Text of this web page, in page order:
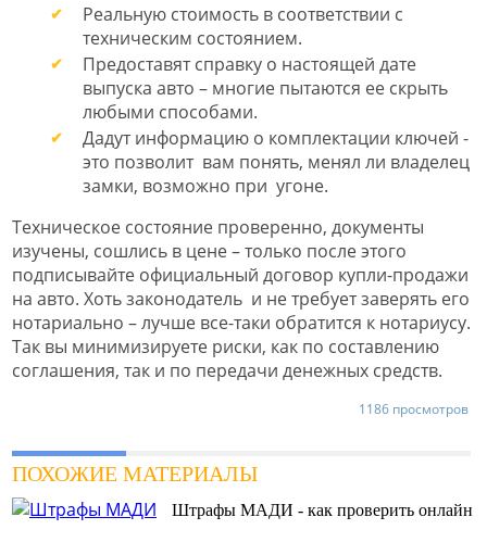
Реальную стоимость в соответствии с
техническим состоянием.
Предоставят справку о настоящей дате
выпуска авто – многие пытаются ее скрыть
любыми способами.
Дадут информацию о комплектации ключей -
это позволит вам понять, менял ли владелец
замки, возможно при угоне.
Техническое состояние проверенно, документы
изучены, сошлись в цене – только после этого
подписывайте официальный договор купли-продажи
на авто. Хоть законодатель и не требует заверять его
нотариально – лучше все-таки обратится к нотариусу.
Так вы минимизируете риски, как по составлению
соглашения, так и по передачи денежных средств.
1186 просмотров
ПОХОЖИЕ МАТЕРИАЛЫ
Штрафы МАДИ - как проверить онлайн